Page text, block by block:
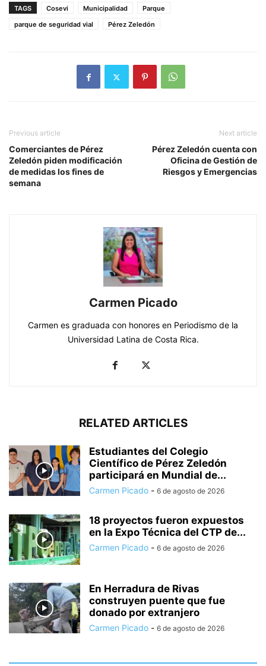
TAGS Cosevi Municipalidad
Parque
parque de seguridad vial
Pérez Zeledón
Previous article
Comerciantes de Pérez
Zeledón piden modificación
de medidas los fines de
semana
Next article
Pérez Zeledón cuenta con
Oficina de Gestión de
Riesgos y Emergencias
Carmen Picado
Carmen es graduada con honores en Periodismo de la
Universidad Latina de Costa Rica.
RELATED ARTICLES
Estudiantes del Colegio
Científico de Pérez Zeledón
participará en Mundial de...
Carmen Picado - 6 de agosto de 2026
18 proyectos fueron expuestos
en la Expo Técnica del CTP de...
Carmen Picado - 6 de agosto de 2026
En Herradura de Rivas
construyen puente que fue
donado por extranjero
Carmen Picado - 6 de agosto de 2026